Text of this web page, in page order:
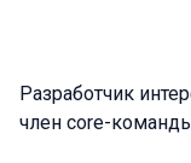
Разработчик
член core-